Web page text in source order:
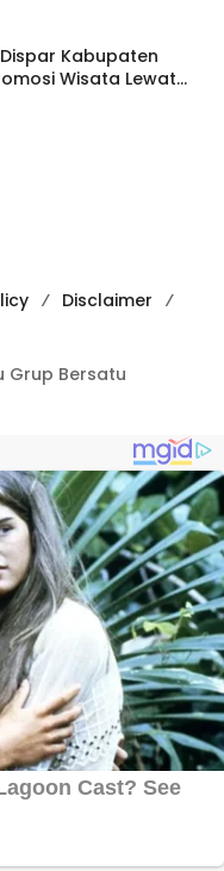
Kabupaten
Wisata Lewat
Disclaimer
Grup Bersatu